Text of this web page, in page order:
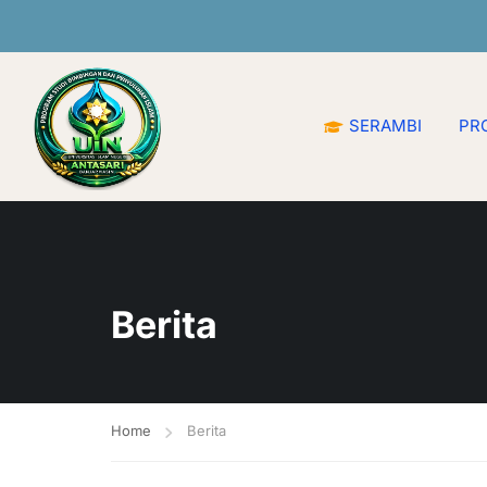
SERAMBI
Berita
Home Berita